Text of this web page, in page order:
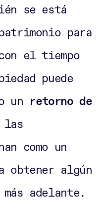
se está
para
el tiempo
puede
un retorno de
las
como un
obtener algún
adelante.